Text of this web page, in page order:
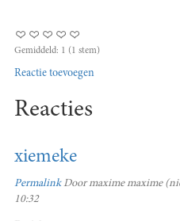
Gemiddeld: 1 (1 stem)
Reactie toevoegen
Reacties
xiemeke
PermalinkDoormaxime maxime
10:32